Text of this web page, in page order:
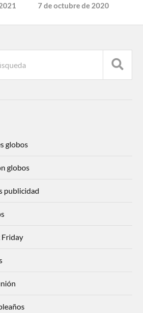
7 de octubre de 2020
globos
globos
publicidad
Friday